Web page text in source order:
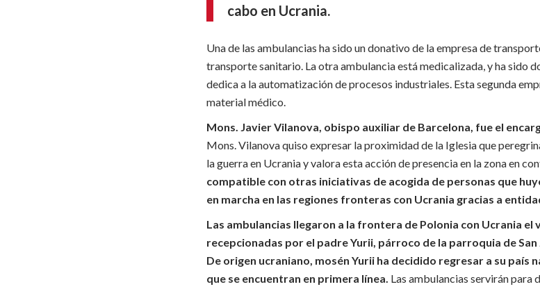
cabo en Ucrania.
Una de las ambulancias ha sido un donativo de la empresa de
transporte sanitario. La otra ambulancia está medicalizada, y ha sido
dedica a la automatización de procesos industriales. Esta segunda
material médico.
Mons. Javier Vilanova, obispo auxiliar de Barcelona, ​​fue el
Mons. Vilanova quiso expresar la proximidad de la Iglesia que
la guerra en Ucrania y valora esta acción de presencia en la zona en
compatible con otras iniciativas de acogida de personas que
en marcha en las regiones fronteras con Ucrania gracias a
Las ambulancias llegaron a la frontera de Polonia con Ucrania
recepcionadas por el padre Yurii, párroco de la parroquia de
De origen ucraniano, mosén Yurii ha decidido regresar a su país
que se encuentran en primera línea. Las ambulancias servirán para